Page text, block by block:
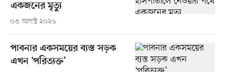
একজনের মৃত্যু
০৩ আগস্ট ২০২৬
পাবনার একসময়ের ব্যস্ত সড়ক
এখন ‘পরিত্যক্ত’